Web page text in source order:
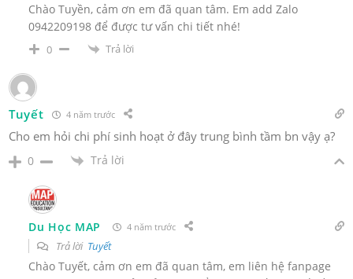
Chào Tuyền, cảm ơn em đã quan tâm. Em add Zalo
0942209198 để được tư vấn chi tiết nhé!
0 Trả lời
Tuyết 4 năm trước
Cho em hỏi chi phí sinh hoạt ở đây trung bình tầm bn vậy ạ?
0 Trả lời
Du Học MAP 4 năm trước
Trả lời Tuyết
Chào Tuyết, cảm ơn em đã quan tâm, em liên hệ fanpage